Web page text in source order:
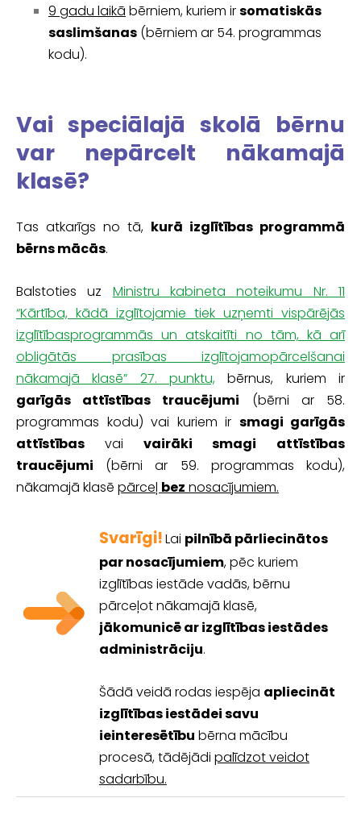
9 gadu laikā bērniem, kuriem irsomatiskās
saslimšanas (bērniem ar 54. programmas
kodu).
Vai speciālajā skolā bērnu
var nepārcelt nākamajā
klasē?
Tas atkarīgs no tā, kurā izglītības programmā
bērns mācās.
Balstoties uz Ministru kabineta noteikumu Nr. 11
“Kārtība, kādā izglītojamie tiek uzņemti vispārējās
izglītībasprogrammās un atskaitīti no tām, kā arī
obligātās prasības izglītojamopārcelšanai
nākamajā klasē” 27. punktu,
bērnus, kuriem ir
garīgās attīstības traucējumi (bērni ar 58.
programmas kodu) vai kuriem ir smagi garīgās
attīstības vai vairāki smagi attīstības
traucējumi (bērni ar 59. programmas kodu),
nākamajā klasē pārceļ bez nosacījumiem.
Svarīgi!Lai pilnībā pārliecinātos
par nosacījumiem, pēc kuriem
izglītības iestāde vadās, bērnu
pārceļot nākamajā klasē,
jākomunicē ar izglītības iestādes
administrāciju.
Šādā veidā rodas iespēja apliecināt
izglītības iestādei savu
ieinteresētību bērna mācību
procesā, tādējādi palīdzot veidot
sadarbību.